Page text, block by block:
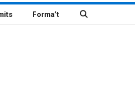
Forma’t